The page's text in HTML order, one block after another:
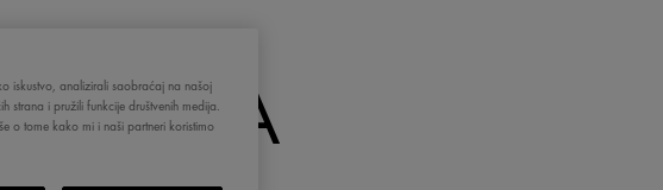
NA
iskustvo, analizirali saobraćaj na našoj
i pružili funkcije društvenih medija.
o tome kako mi i naši partneri koristimo